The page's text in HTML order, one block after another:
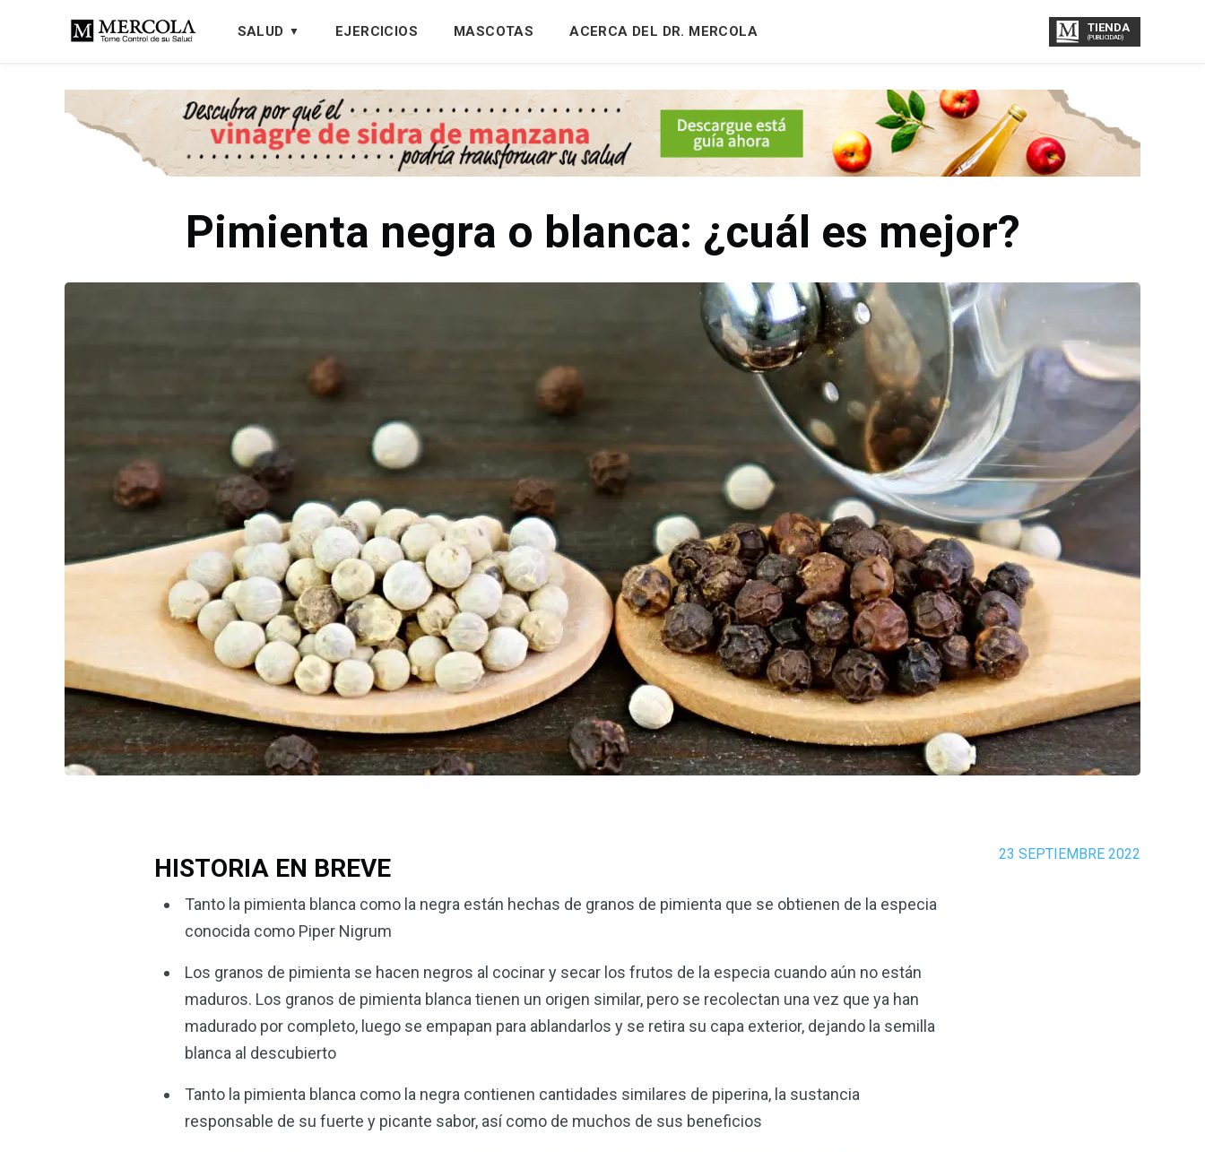
SALUD EJERCICIOS MASCOTAS ACERCA DEL DR. MERCOLA TIENDA
(PUBLICIDAD)
Pimienta negra o blanca: ¿cuál es mejor?
23 SEPTIEMBRE 2022
HISTORIA EN BREVE
Tanto la pimienta blanca como la negra están hechas de granos de pimienta que se obtienen de la especia
conocida como Piper Nigrum
Los granos de pimienta se hacen negros al cocinar y secar los frutos de la especia cuando aún no están
maduros. Los granos de pimienta blanca tienen un origen similar, pero se recolectan una vez que ya han
madurado por completo, luego se empapan para ablandarlos y se retira su capa exterior, dejando la semilla
blanca al descubierto
Tanto la pimienta blanca como la negra contienen cantidades similares de piperina, la sustancia
responsable de su fuerte y picante sabor, así como de muchos de sus beneficios